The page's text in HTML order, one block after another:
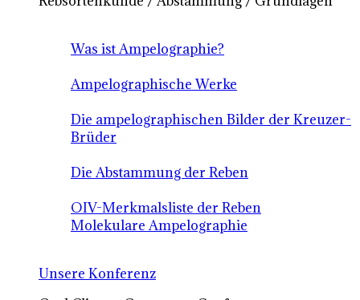
Was ist Ampelographie?
Ampelographische Werke
Die ampelographischen Bilder der Kreuzer-
Brüder
Die Abstammung der Reben
OIV-Merkmalsliste der Reben
Molekulare Ampelographie
Unsere Konferenz